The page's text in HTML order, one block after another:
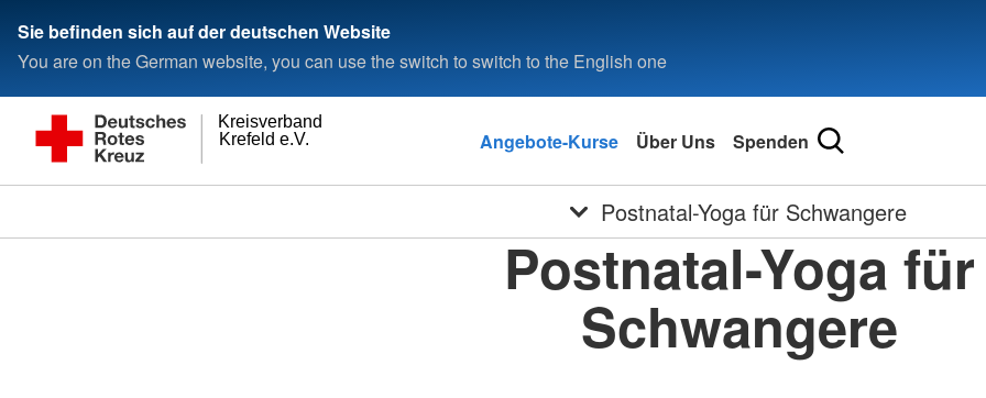
Sie befinden sich auf der deutschen Website
You are on the German website, you can use the switch to switch to the English one
Krefeld e.V.
Kreisverband
Angebote-Kurse Über Uns Spenden
Postnatal-Yoga für Schwangere
Postnatal-Yoga für
Schwangere